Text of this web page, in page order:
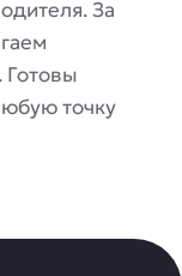
За
точку